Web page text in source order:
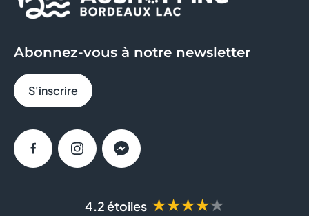
4.2 étoiles ★★★★★
Abonnez-vous à notre newsletter
S'inscrire
FacebookInstagramMessenger